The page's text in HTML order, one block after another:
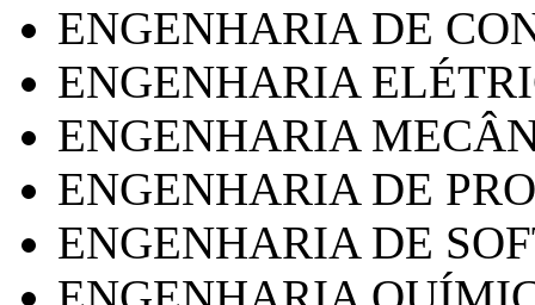
ENGENHARIA DE
ENGENHARIA
ENGENHARIA
ENGENHARIA DE
ENGENHARIA DE